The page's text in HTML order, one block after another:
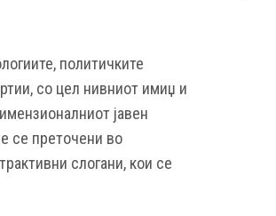
политичките
со цел нивниот имиџ и
јавен
се преточени во
слогани, кои се